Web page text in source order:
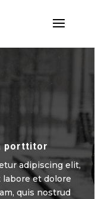
porttitor
adipiscing elit,
et dolore
quis nostrud